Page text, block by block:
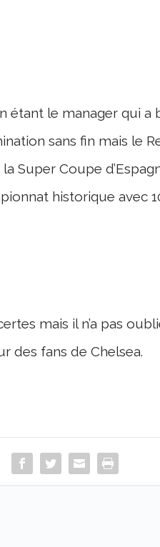
étant le manager qui a
sans fin mais le
Super Coupe
historique avec
mais il n’a pas
des fans de Chelsea.